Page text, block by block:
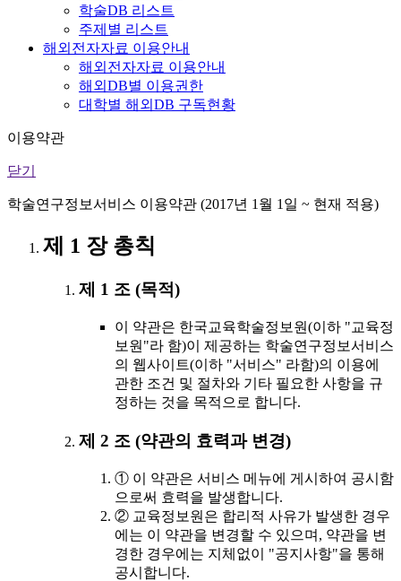
학술DB 리스트
주제별 리스트
해외전자자료 이용안내
해외전자자료 이용안내
해외DB별 이용권한
대학별 해외DB 구독현황
이용약관
닫기
학술연구정보서비스 이용약관 (2017년 1월 1일 ~ 현재 적용)
제 1 장 총칙
제 1 조 (목적)
이 약관은 한국교육학술정보원(이하 "교육정
보원"라 함)이 제공하는 학술연구정보서비스
의 웹사이트(이하 "서비스" 라함)의 이용에
관한 조건 및 절차와 기타 필요한 사항을 규
정하는 것을 목적으로 합니다.
제 2 조 (약관의 효력과 변경)
① 이 약관은 서비스 메뉴에 게시하여 공시함
으로써 효력을 발생합니다.
② 교육정보원은 합리적 사유가 발생한 경우
에는 이 약관을 변경할 수 있으며, 약관을 변
경한 경우에는 지체없이 "공지사항"을 통해
공시합니다.